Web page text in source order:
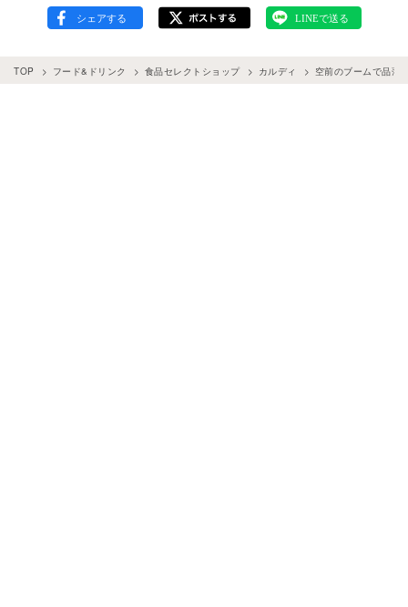
TOP フード&ドリンク 食品セレクトショップ カルディ 空前のブームで品薄